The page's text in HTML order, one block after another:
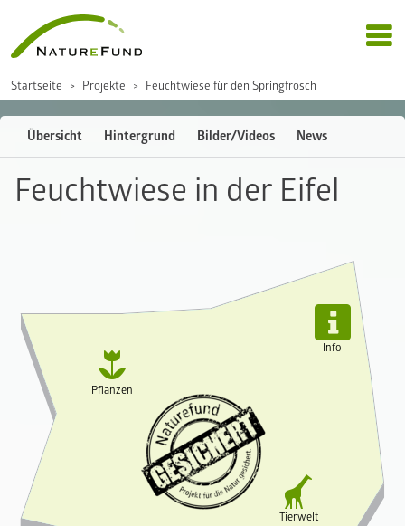
Startseite Projekte Feuchtwiese für den Springfrosch
Übersicht Hintergrund Bilder/Videos News
Feuchtwiese in der Eifel

Tierwelt

Pflanzen

Info